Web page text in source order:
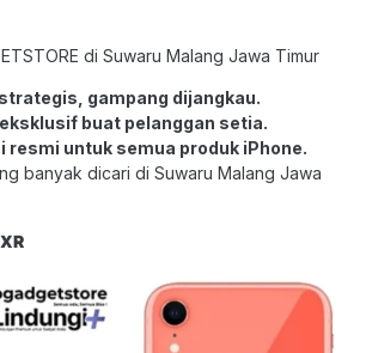
di Suwaru Malang Jawa Timur
gampang dijangkau.
buat pelanggan setia.
resmi untuk semua produk iPhone.
banyak dicari di Suwaru Malang Jawa